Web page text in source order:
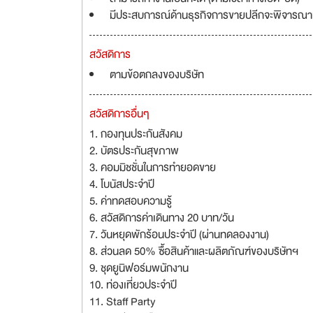
มีประสบการณ์ด้านธุรกิจการขายปลีกจะพิจารณ
สวัสดิการ
ตามข้อตกลงของบริษัท
สวัสดิการอื่นๆ
1. กองทุนประกันสังคม
2. บัตรประกันสุขภาพ
3. คอมมิชชั่นในการทำยอดขาย
4. โบนัสประจำปี
5. ค่าทดสอบความรู้
6. สวัสดิการค่าเดินทาง 20 บาท/วัน
7. วันหยุดพักร้อนประจำปี (ผ่านทดลองงาน)
8. ส่วนลด 50% ซื้อสินค้าและผลิตภัณฑ์ของบริษัทฯ
9. ชุดยูนิฟอร์มพนักงาน
10. ท่องเที่ยวประจำปี
11. Staff Party